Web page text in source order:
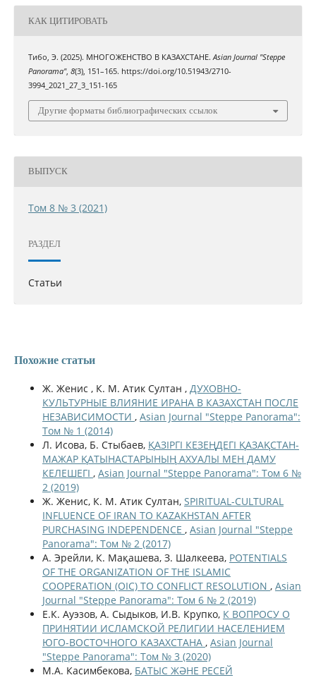
КАК ЦИТИРОВАТЬ
Тибо, Э. (2025). МНОГОЖЕНСТВО В КАЗАХСТАНЕ.Asian Journal "Steppe
Panorama", 8(3), 151–165. https://doi.org/10.51943/2710-
3994_2021_27_3_151-165
Другие форматы библиографических ссылок
ВЫПУСК
Том 8 № 3 (2021)
РАЗДЕЛ
Статьи
Похожие статьи
Ж. Женис , К. М. Атик Султан , ДУХОВНО-
КУЛЬТУРНЫЕ ВЛИЯНИЕ ИРАНА В КАЗАХСТАН ПОСЛЕ
НЕЗАВИСИМОСТИ , Asian Journal "Steppe Panorama":
Том № 1 (2014)
Л. Исова, Б. Стыбаев, ҚАЗІРГІ КЕЗЕҢДЕГІ ҚАЗАҚСТАН-
МАЖАР ҚАТЫНАСТАРЫНЫҢ АХУАЛЫ МЕН ДАМУ
КЕЛЕШЕГІ , Asian Journal "Steppe Panorama": Том 6 №
2 (2019)
Ж. Женис, К. М. Атик Султан, SPIRITUAL-CULTURAL
INFLUENCE OF IRAN TO KAZAKHSTAN AFTER
PURCHASING INDEPENDENCE , Asian Journal "Steppe
Panorama": Том № 2 (2017)
А. Эрейли, К. Мақашева, З. Шалкеева, POTENTIALS
OF THE ORGANIZATION OF THE ISLAMIC
COOPERATION (OIC) TO CONFLICT RESOLUTION , Asian
Journal "Steppe Panorama": Том 6 № 2 (2019)
Е.К. Ауэзов, А. Сыдыков, И.В. Крупко, К ВОПРОСУ О
ПРИНЯТИИ ИСЛАМСКОЙ РЕЛИГИИ НАСЕЛЕНИЕМ
ЮГО-ВОСТОЧНОГО КАЗАХСТАНА , Asian Journal
"Steppe Panorama": Том № 3 (2020)
М.А. Касимбекова, БАТЫС ЖӘНЕ РЕСЕЙ